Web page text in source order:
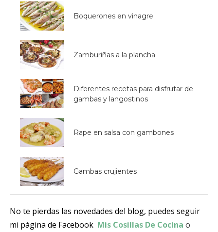
Boquerones en vinagre
Zamburiñas a la plancha
Diferentes recetas para disfrutar de
gambas y langostinos
Rape en salsa con gambones
Gambas crujientes
No te pierdas las novedades del blog, puedes seguir
mi página de Facebook Mis Cosillas De Cocina o